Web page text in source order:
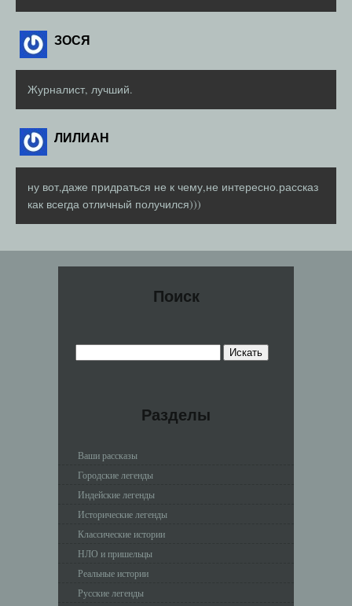
ЗОСЯ
Журналист, лучший.
ЛИЛИАН
ну вот,даже придраться не к чему,не интересно.рассказ
как всегда отличный получился)))
Поиск
Разделы
Ваши рассказы
Городские легенды
Индейские легенды
Исторические легенды
Классические истории
НЛО и пришельцы
Реальные истории
Русские легенды